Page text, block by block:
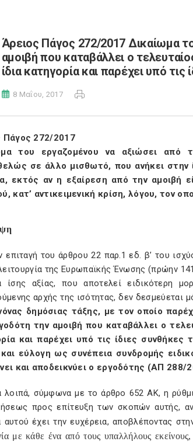
Άρειος Πάγος 272/2017 Δικαίωμα
αμοιβή που καταβάλλει ο
ίδια κατηγορία και παρέχει υπό τις
8 Μαΐου, 2017
Πάγος 272/2017
του εργαζομένου να αξιώσει από
σε άλλο μισθωτό, που ανήκει στην
εκτός αν η εξαίρεση από την αμοιβή
κατ’ αντικειμενική κρίση, λόγου, τον
επιταγή του άρθρου 22 παρ.1 εδ. β’ του
της Ευρωπαϊκής Ένωσης (πρώην
ίσης αξίας, που αποτελεί ειδικότερη
αρχής της ισότητας, δεν δεσμεύεται
δημόσιας τάξης, με τον οποίο
την αμοιβή που καταβάλλει ο
και παρέχει υπό τις ίδιες συνθήκες
και εύλογη ως συνέπεια συνδρομής
και αποδεικνύει ο εργοδότης (ΑΠ 288/
λοιπά, σύμφωνα με το άρθρο 652 ΑΚ, η
προς επίτευξη των σκοπών αυτής,
αυτού έχει την ευχέρεια, αποβλέποντας
με κάθε ένα από τους υπαλλήλους εκείνους,